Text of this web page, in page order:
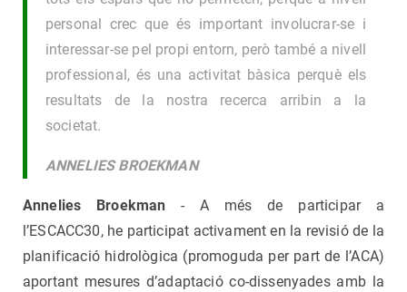
personal crec que és important involucrar-se i
interessar-se pel propi entorn, però també a nivell
professional, és una activitat bàsica perquè els
resultats de la nostra recerca arribin a la
societat.
ANNELIES BROEKMAN
Annelies Broekman- A més de participar a
l’ESCACC30, he participat activament en la revisió de la
planificació hidrològica (promoguda per part de l’ACA)
aportant mesures d’adaptació co-dissenyades amb la